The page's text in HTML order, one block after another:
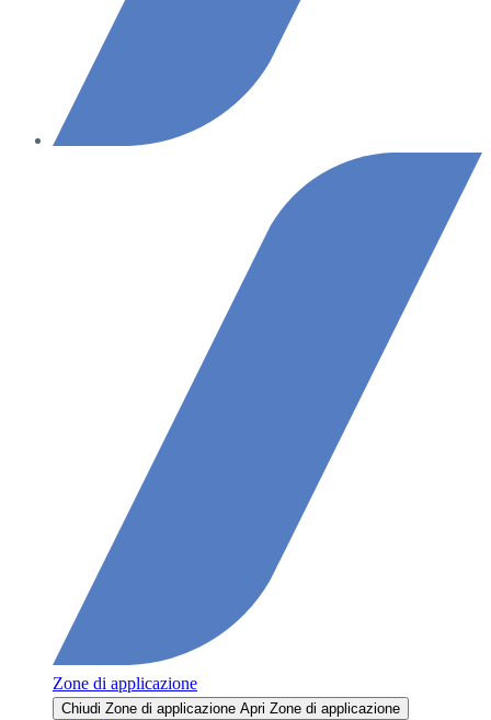
Zone di applicazione
Chiudi Zone di applicazione Apri Zone di applicazione